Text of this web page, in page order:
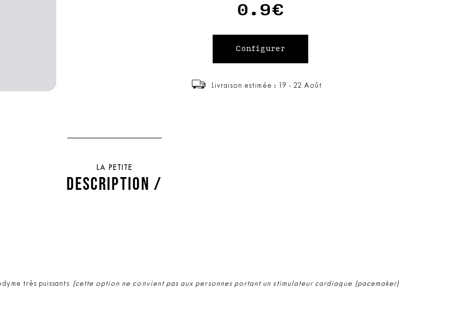
0.9€
Livraison estimée : 19 - 22 Août
LA PETITE
DESCRIPTION /
très puissants (cette option ne convient pas aux personnes portant un stimulateur cardiaque (pacemaker)